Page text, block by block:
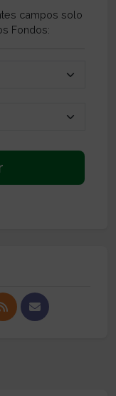
campos solo
Fondos: